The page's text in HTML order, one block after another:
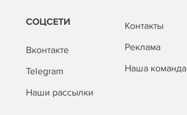
СОЦСЕТИ
Вконтакте
Telegram
Наши рассылки
Контакты
Реклама
Наша команда